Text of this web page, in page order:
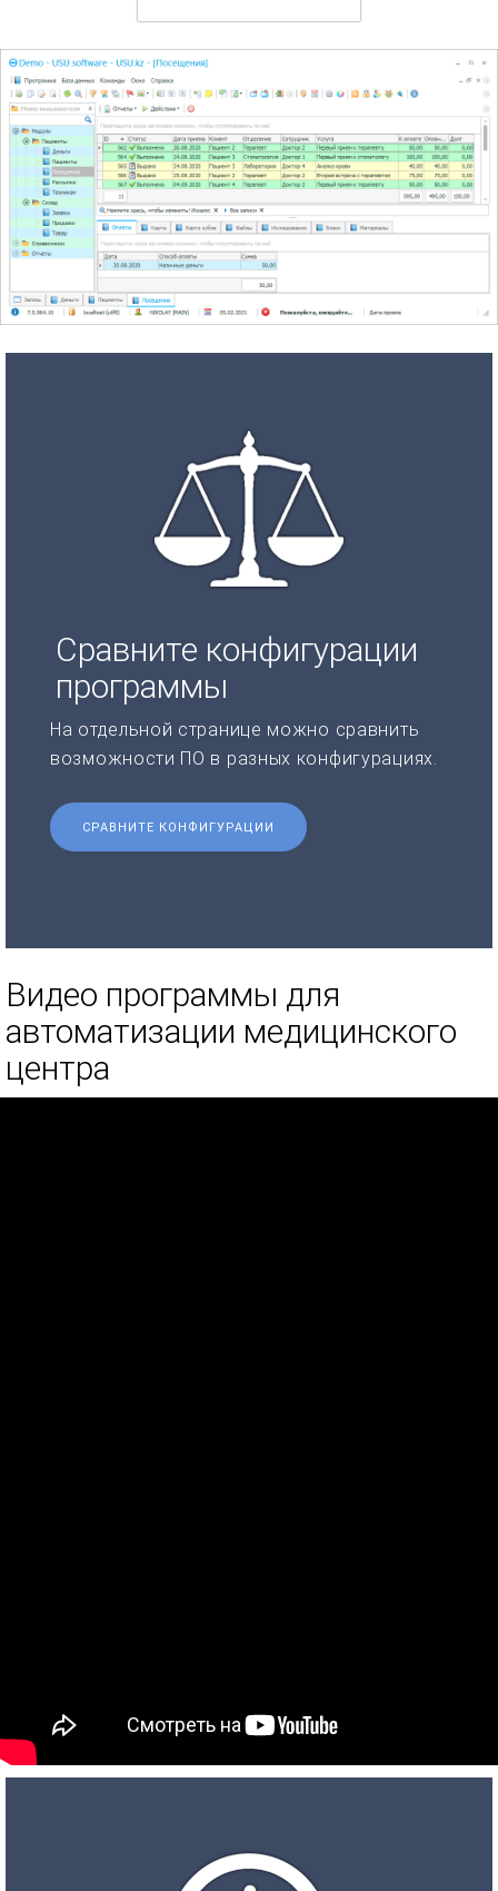
Сравните конфигурации
программы
На отдельной странице можно сравнить
возможности ПО в разных конфигурациях.
СРАВНИТЕ КОНФИГУРАЦИИ
Видео программы для
автоматизации медицинского
центра